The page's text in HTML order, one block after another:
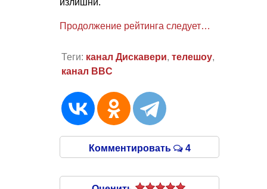
Продолжение рейтинга следует…
Теги: канал Дискавери, телешоу,
канал BBC
Комментировать 4